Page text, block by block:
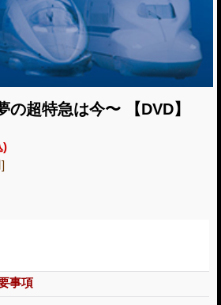
の超特急は今〜 【DVD】
)
]
事項